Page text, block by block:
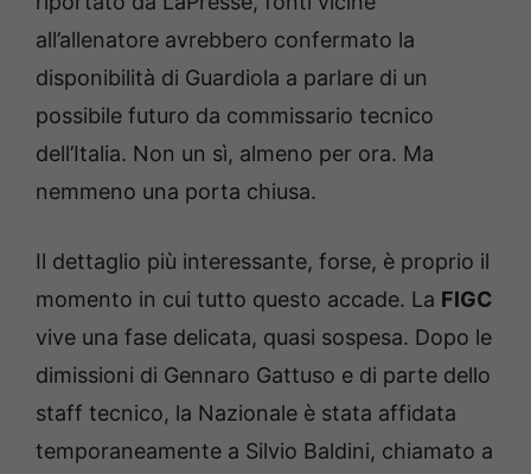
all’allenatore avrebbero confermato la
disponibilità di Guardiola a parlare di un
possibile futuro da commissario tecnico
dell’Italia. Non un sì, almeno per ora. Ma
nemmeno una porta chiusa.
Il dettaglio più interessante, forse, è proprio il
momento in cui tutto questo accade. La FIGC
vive una fase delicata, quasi sospesa. Dopo le
dimissioni di Gennaro Gattuso e di parte dello
staff tecnico, la Nazionale è stata affidata
temporaneamente a Silvio Baldini, chiamato a